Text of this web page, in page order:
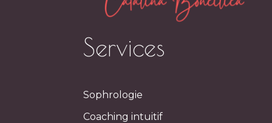
Services
Sophrologie
Coaching intuitif